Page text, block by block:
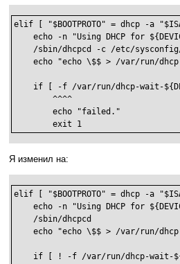
elif [ "$BOOTPROTO" = dhcp -a
echo -n "Using DHCP for
/sbin/dhcpcd -c /etc/
echo "echo \$$ > /var/run/
if [ -f /var/run/dhcp-wait-
        echo "failed."
        exit 1
Я изменил на:
elif [ "$BOOTPROTO" = dhcp -a
echo -n "Using DHCP for
    /sbin/dhcpcd
echo "echo \$$ > /var/run/
if [ ! -f /var/run/dhcp-wait-